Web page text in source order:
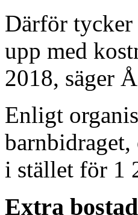
Därför tycker
upp med
2018, säger
Enligt
i stället för 1
Extra